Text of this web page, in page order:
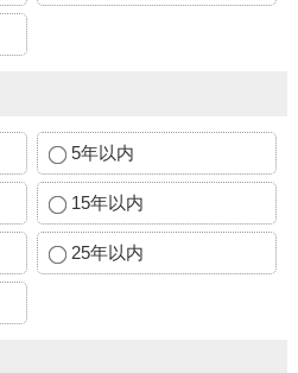
5年以内
15年以内
25年以内